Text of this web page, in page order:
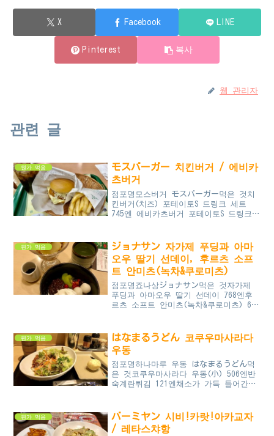
X Facebook LINE
Pinterest 복사
웹 관리자
관련 글
뭔가 먹음
モスバーガー 치킨버거 / 에비카
츠버거
점포명모스버거 モスバーガー먹은 것치
킨버거(치즈) 포테이토S 드링크 세트
745엔 에비카츠버거 포테이토S 드링크
뭔가 먹음
ジョナサン 자가제 푸딩과 아마
오우 딸기 선데이, 후르츠 소프
트 안미츠(녹차&쿠로미츠)
점포명죠나상ジョナサン먹은 것자가제
푸딩과 아마오우 딸기 선데이 768엔후
르츠 소프트 안미츠(녹차&쿠로미츠) 603
는 그랜드 메뉴.딸기가 좀 달...
뭔가 먹음
はなまるうどん 코쿠우마사라다
우동
점포명하나마루 우동 はなまるうどん먹
은 것코쿠우마사라다 우동(小) 506엔반
숙계란튀김 121엔채소가 가득 들어간
릴지도 물어보는데 고마드레싱...
뭔가 먹음
バーミヤン 시비!카랏!아카교자
/ 레타스챠항